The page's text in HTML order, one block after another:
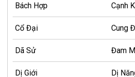
Bách Hợp Cạnh
Cổ Đại Cung
Dã Sử Đam
Dị Giới Dị